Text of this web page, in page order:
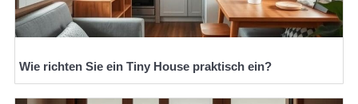
Wie richten Sie ein Tiny House praktisch ein?